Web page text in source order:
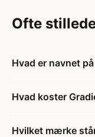
Ofte
Hvad er navnet
Hvad koster
Hvilket mærke